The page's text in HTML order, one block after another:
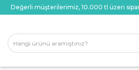
Değerli müşterilerimiz, 10.000 tl üzeri